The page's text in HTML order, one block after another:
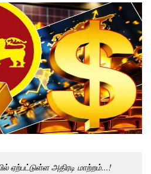
ஏற்பட்டுள்ள அதிரடி மாற்றம்...!